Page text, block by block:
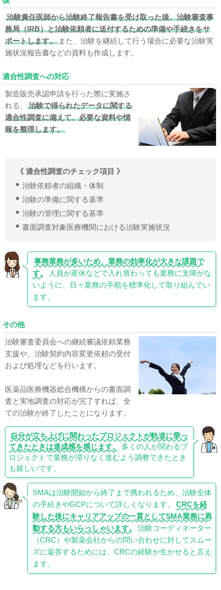
治験責任医師から治験終了報告書を受け取った後、治験審査事
務局（IRB）と治験依頼者に送付するための準備や手続きをサ
ポートします。 また、治験を継続して行う場合に必要な治験実
施状況報告書などの資料も作成します。
適合性調査への対応
製造販売承認申請を行った際に実施さ
れる、
治験で得られたデータに関する
適合性調査に備えて、必要な資料や情
報を整理します。
《 適合性調査のチェック項目 》
治験依頼者の組織・体制
治験の準備に関する基準
治験の管理に関する基準
書面調査対象医療機関における治験実施状況
事務業務が多いため、業務の効率化が大きな課題で
す。
人員が産休などで入れ替わっても業務に支障がな
いように、日々業務の手順を標準化して取り組んでい
ます。
その他
治験審査委員会への継続審議依頼業務
支援や、治験契約内容変更依頼の受付
および処理などを行います。
医薬品医療機器総合機構からの書面調
査と実地調査の対応が完了すれば、全
ての治験が終了したことになります。
自分が立ち上げに関わったプロジェクトが軌道に乗っ
てきたときは達成感を感じます。
多くの人が関わるプ
ロジェクトで業務が滞りなく進むよう調整できたとき
も嬉しいです。
SMAは治験開始から終了まで携われるため、治験全体
の手続きやGCPについて詳しくなります。
CRCを経
験した後にキャリアアップの一貫としてSMA業務に異
動する方もいらっしゃいます。
治験コーディネーター
（CRC）や製薬会社からの問い合わせに対してスムー
ズに返答するためには、CRCの経験が生かせると言え
ます。